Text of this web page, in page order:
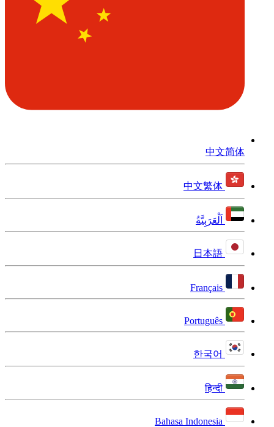
中文简体
中文繁体
اَلْعَرَبِيَّةُ
日本語
Français
Português
한국어
हिन्दी
Bahasa Indonesia